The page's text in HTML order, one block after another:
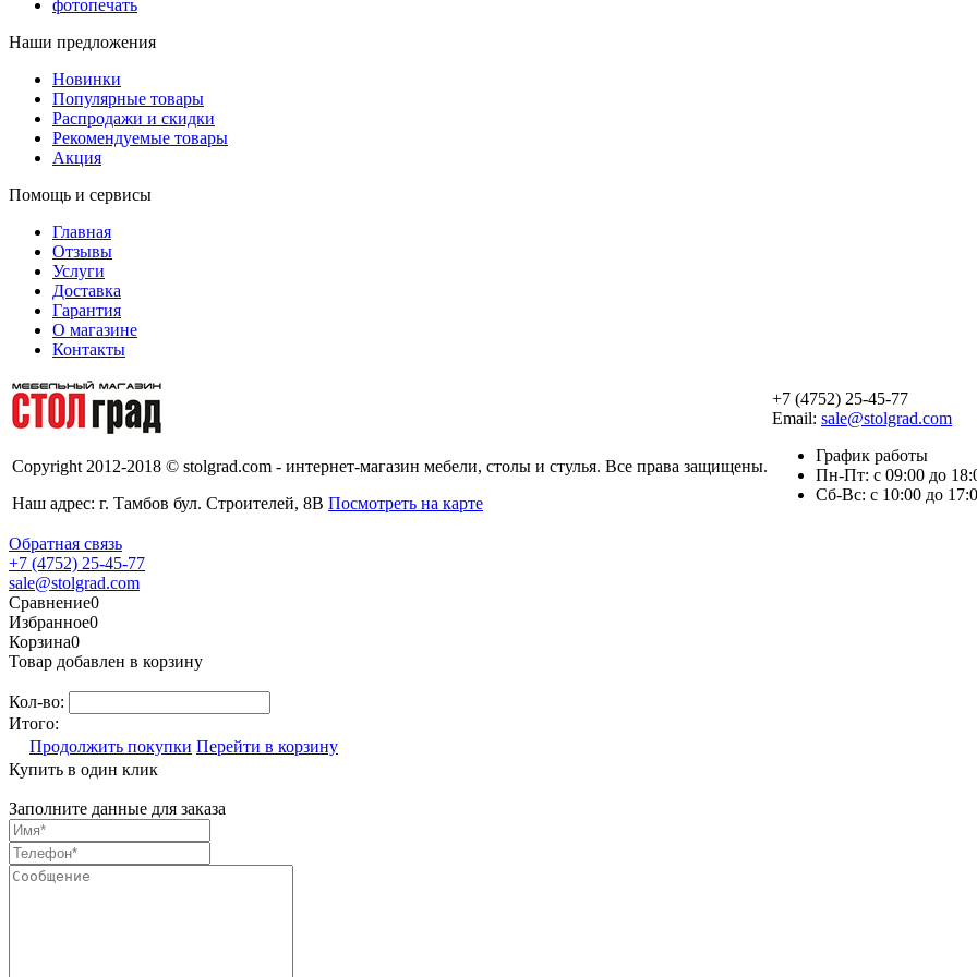
фотопечать
Наши предложения
Новинки
Популярные товары
Распродажи и скидки
Рекомендуемые товары
Акция
Помощь и сервисы
Главная
Отзывы
Услуги
Доставка
Гарантия
О магазине
Контакты
Copyright 2012-2018 © stolgrad.com - интернет-магазин мебели, столы и стулья. Все права защищены.
Наш адрес: г. Тамбов бул. Строителей, 8В Посмотреть на карте
+7 (4752) 25-45-77
Email: sale@stolgrad.com
График работы
Пн-Пт: с 09:00 до
Сб-Вс: с 10:00 до
Обратная связь
+7 (4752) 25-45-77
sale@stolgrad.com
Сравнение0
Избранное0
Корзина0
Товар добавлен в корзину
Кол-во:
Итого:
Продолжить покупки Перейти в корзину
Купить в один клик
Заполните данные для заказа